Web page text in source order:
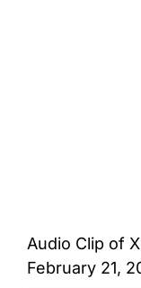
Audio Clip of
February 21,